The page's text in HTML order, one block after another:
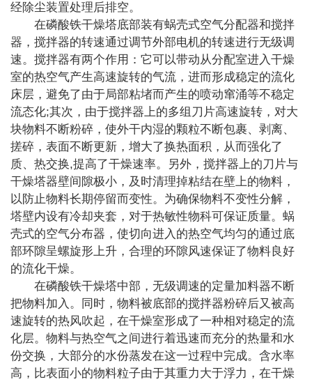
经除尘装置处理后排空。
在磷酸铁干燥塔底部装有蜗壳式空气分配器和搅拌
器，搅拌器的转速通过调节外部电机的转速进行无级调
速。搅拌器有两个作用：它可以带动从分配室进入干燥
室的热空气产生高速旋转的气流，进而形成稳定的流化
床层，避免了由于局部粘堵而产生的喷动窜涌等不稳定
流态化;其次，由于搅拌器上的多组刀片高速旋转，对大
块物料不断粉碎，使外干内湿的颗粒不断包裹、剥离、
搓碎，表面不断更新，增大了换热面积，从而强化了
质、热交换,提高了干燥速率。另外，搅拌器上的刀片与
干燥塔器壁间隙极小，及时清理掉粘结在壁上的物料，
以防止物料长期停留而变性。为确保物料不变性分解，
塔壁内设有冷却夹套，对于热敏性物科可保证质量。蜗
壳式的空气分布器，使切向进入的热空气均匀的通过底
部环隙呈螺旋形上升，合理的环隙风速保证了物料良好
的流化干燥。
在磷酸铁干燥塔中部，无级调速的定量加料器不断
把物料加入。同时，物料被底部的搅拌器粉碎后又被高
速旋转的热风吹起，在干燥室形成了一种相对稳定的流
化层。物料与热空气之间进行着迅速而充分的热量和水
份交换，大部分的水份蒸发在这一过程中完成。含水率
高，比表面小的物料粒子由于其重力大于浮力，在干燥